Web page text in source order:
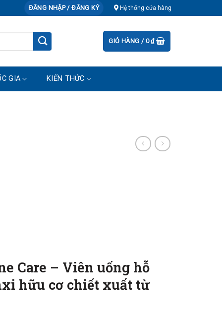
ĐĂNG NHẬP / ĐĂNG KÝ Hệ thống cửa hàng
GIỎ HÀNG / 0₫
GIA KIẾN THỨC
Care – Viên uống hỗ
hữu cơ chiết xuất từ